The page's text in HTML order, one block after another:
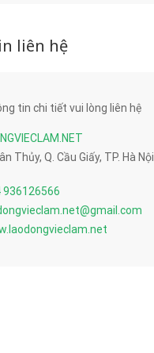
liên hệ
tin chi tiết vui lòng liên hệ
Thủy, Q. Cầu Giấy, TP. Hà Nội
936126566